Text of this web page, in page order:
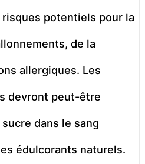
potentiels pour la
de la
allergiques. Les
devront peut-être
dans le sang
édulcorants naturels.